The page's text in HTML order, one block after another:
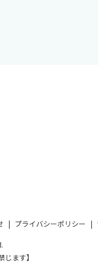
プライバシーポリシー
ます】